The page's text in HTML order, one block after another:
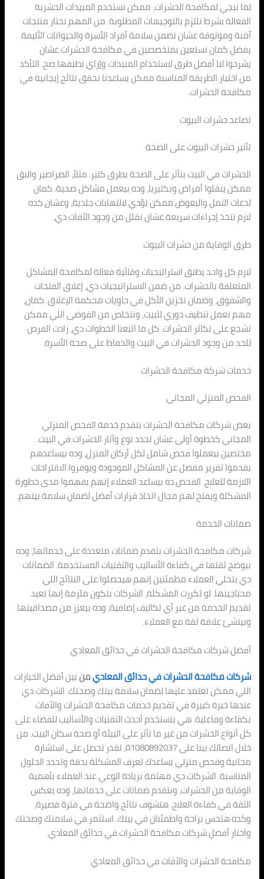
لما نيجي لمكافحة الحشرات، ممكن نستخدم المبيدات الحشرية
الفعالة بشرط نلتزم بالتوجيهات المطلوبة. من المهم نختار منتجات
آمنة وموثوقة عشان نضمن سلامة أفراد الأسرة والحيوانات الأليفة.
يفضل كمان نستعين بمتخصصين في مكافحة الحشرات عشان
يشرحوا لنا أفضل طرق لاستخدام المبيدات وإزاي نطبقها صح. التأكد
من اختيار الطريقة المناسبة ممكن يساعدنا نحقق نتائج إيجابية في
مكافحة الحشرات.
تصاعد حشرات البيوت
تأثير حشرات البيوت على الصحة
الحشرات في البيت بتأثر على الصحة بطرق كتير. مثلاً، الصراصير والبق
ممكن ينقلوا أمراض وبكتيريا، وده بيعمل مشاكل صحية. كمان
لدغات النمل والبعوض ممكن تؤدي لالتهابات جلدية، وعشان كده
لازم نتخذ إجراءات سريعة عشان نقلل من وجود الآفات دي.
طرق الوقاية من حشرات البيوت
لازم كل واحد يطبق استراتيجيات وقائية فعالة لمكافحة المشاكل
المتعلقة بالحشرات. من ضمن الاستراتيجيات دي، إغلاق الفتحات
والشقوق، وضمان تخزين الأكل في حاويات محكمة الإغلاق. كمان،
مهم نعمل تنظيف دوري للبيت، ونتخلص من الفوضى اللي ممكن
تشجع على تكاثر الحشرات. كل ما اتبعنا الخطوات دي، زادت الفرص
للحد من وجود الحشرات في البيت والحفاظ على صحة الأسرة.
خدمات شركة مكافحة الحشرات
الفحص المنزلي المجاني
بعض شركات مكافحة الحشرات بتقدم خدمة الفحص المنزلي
المجاني كخطوة أولى عشان تحدد نوع وآثار الحشرات في البيت.
مختصين بيعملوا فحص شامل لكل أركان المنزل، وده بيساعدهم
يقدموا تقرير مفصل عن المشاكل الموجودة ويوفروا الاقتراحات
اللازمة للعلاج. الفحص ده بيساعد العملاء إنهم يفهموا مدى خطورة
المشكلة ويفتح لهم مجال اتخاذ قرارات أفضل لضمان سلامة بيتهم.
ضمانات الخدمة
شركات مكافحة الحشرات بتقدم ضمانات متعددة على خدماتها، وده
بيوضح ثقتها في كفاءة الأساليب والتقنيات المستخدمة. الضمانات
دي بتخلي العملاء مطمئنين إنهم هيحصلوا على النتائج اللي
محتاجينها. لو تكررت المشكلة، الشركات بتكون ملزمة إنها تعيد
تقديم الخدمة من غير أي تكاليف إضافية، وده بيعزز من مصداقيتها
وبينشئ علاقة ثقة مع العملاء.
أفضل شركات مكافحة الحشرات في حدائق المعادي
شركات مكافحة الحشرات في حدائق المعاديمنبين أفضل الخيارات
اللي ممكن تعتمد عليها لضمان سلامة بيتك وصحتك. الشركات دي
عندها خبرة كبيرة في تقديم خدمات مكافحة الحشرات والآفات
بكفاءة وفاعلية. هي بتستخدم أحدث التقنيات والأساليب للقضاء على
كل أنواع الحشرات من غير ما تأثر على البيئة أو صحة سكان البيت. من
خلال اتصالك بينا على 01080892037، تقدر تحصل على استشارة
مجانية وفحص منزلي يساعدك تعرف المشكلة بدقة وتحدد الحلول
المناسبة. الشركات دي مهتمة بزيادة الوعي عند العملاء بأهمية
الوقاية من الحشرات، وبتقدم ضمانات على خدماتها، وده يعكس
الثقة في كفاءة العلاج. هتشوف نتائج واضحة في فترة قصيرة،
وكده هتحس براحة واطمئنان في بيتك. استثمر في سلامتك وصحتك
واختار أفضل شركات مكافحة الحشرات في حدائق المعادي.
مكافحة الحشرات والآفات في حدائق المعادي